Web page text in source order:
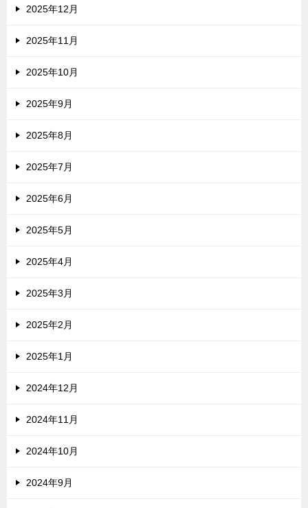
2025年12月
2025年11月
2025年10月
2025年9月
2025年8月
2025年7月
2025年6月
2025年5月
2025年4月
2025年3月
2025年2月
2025年1月
2024年12月
2024年11月
2024年10月
2024年9月